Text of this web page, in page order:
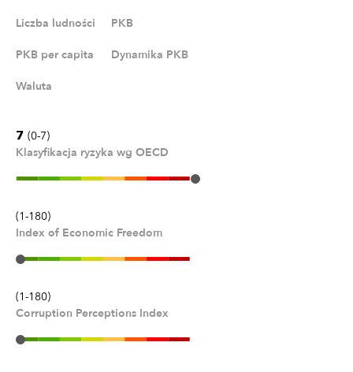
Liczba ludności PKB
PKB per capita Dynamika PKB
Waluta
7 (0-7)
Klasyfikacja ryzyka wg OECD
(1-180)
Corruption Perceptions Index
(1-180)
Index of Economic Freedom